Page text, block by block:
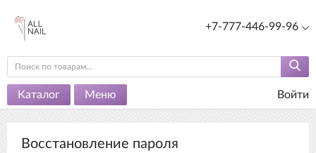
+7-777-446-99-96
Каталог Меню Войти
Восстановление пароля